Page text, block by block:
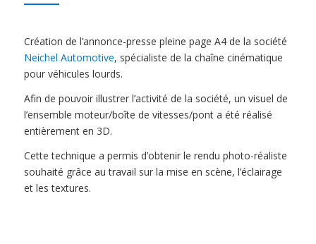
Création de l’annonce-presse pleine page A4 de la société
Neichel Automotive, spécialiste de la chaîne cinématique
pour véhicules lourds.
Afin de pouvoir illustrer l’activité de la société, un visuel de
l’ensemble moteur/boîte de vitesses/pont a été réalisé
entièrement en 3D.
Cette technique a permis d’obtenir le rendu photo-réaliste
souhaité grâce au travail sur la mise en scène, l’éclairage
et les textures.